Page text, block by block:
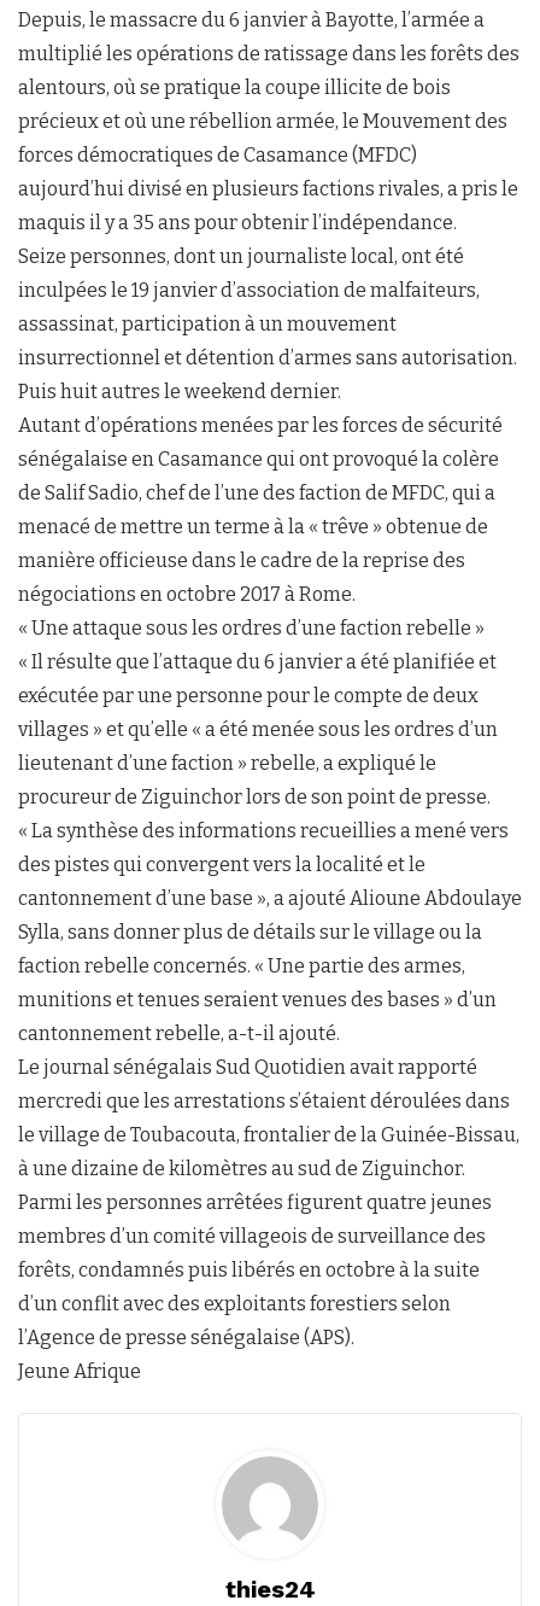
Depuis, le massacre du 6 janvier à Bayotte, l’armée a
multiplié les opérations de ratissage dans les forêts des
alentours, où se pratique la coupe illicite de bois
précieux et où une rébellion armée, le Mouvement des
forces démocratiques de Casamance (MFDC)
aujourd’hui divisé en plusieurs factions rivales, a pris le
maquis il y a 35 ans pour obtenir l’indépendance.
Seize personnes, dont un journaliste local, ont été
inculpées le 19 janvier d’association de malfaiteurs,
assassinat, participation à un mouvement
insurrectionnel et détention d’armes sans autorisation.
Puis huit autres le weekend dernier.
Autant d’opérations menées par les forces de sécurité
sénégalaise en Casamance qui ont provoqué la colère
de Salif Sadio, chef de l’une des faction de MFDC, qui a
menacé de mettre un terme à la « trêve » obtenue de
manière officieuse dans le cadre de la reprise des
négociations en octobre 2017 à Rome.
« Une attaque sous les ordres d’une faction rebelle »
« Il résulte que l’attaque du 6 janvier a été planifiée et
exécutée par une personne pour le compte de deux
villages » et qu’elle « a été menée sous les ordres d’un
lieutenant d’une faction » rebelle, a expliqué le
procureur de Ziguinchor lors de son point de presse.
« La synthèse des informations recueillies a mené vers
des pistes qui convergent vers la localité et le
cantonnement d’une base », a ajouté Alioune Abdoulaye
Sylla, sans donner plus de détails sur le village ou la
faction rebelle concernés. « Une partie des armes,
munitions et tenues seraient venues des bases » d’un
cantonnement rebelle, a-t-il ajouté.
Le journal sénégalais Sud Quotidien avait rapporté
mercredi que les arrestations s’étaient déroulées dans
le village de Toubacouta, frontalier de la Guinée-Bissau,
à une dizaine de kilomètres au sud de Ziguinchor.
Parmi les personnes arrêtées figurent quatre jeunes
membres d’un comité villageois de surveillance des
forêts, condamnés puis libérés en octobre à la suite
d’un conflit avec des exploitants forestiers selon
l’Agence de presse sénégalaise (APS).
Jeune Afrique
thies24